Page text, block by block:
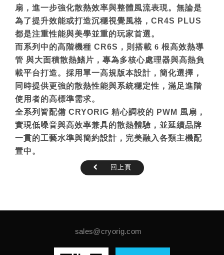
扇 ，進一步強化散熱效率與整體風流表現。無論是
為了提升效能或打造沉穩視覺風格， CR4S PLUS
都是注重性能與美學並重的玩家首選。
而系列中的高階機種 CR6S ，則搭載 6 根高效熱導
管 與大面積散熱鰭片，專為多核心處理器與高熱負
載平台打造。採用單一高規版本設計，簡化選擇，
同時提供更強的散熱性能與系統穩定性，滿足進階
使用者的高標準需求。
全系列皆配備 CRYORIG 精心調校的 PWM 風扇，
實現低噪音與高效率兼具的散熱體驗，並延續品牌
一貫的工藝水準與簡約設計，完美融入各類主機配
置中。
回上頁
sales@cryorig.com